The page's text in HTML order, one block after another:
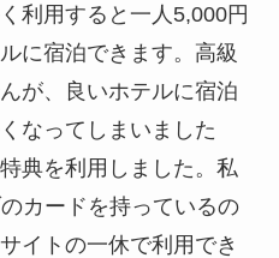
利用すると一人5,000円
に宿泊できます。高級
が、良いホテルに宿泊
なってしまいました
典を利用しました。私
カードを持っているの
イトの一休で利用でき